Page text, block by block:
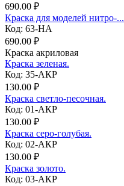
690.00 ₽
Краска для моделей нитро-...
Код: 63-НА
690.00 ₽
Краска акриловая
Краска зеленая.
Код: 35-АКР
130.00 ₽
Краска светло-песочная.
Код: 01-АКР
130.00 ₽
Краска серо-голубая.
Код: 02-АКР
130.00 ₽
Краска золото.
Код: 03-АКР